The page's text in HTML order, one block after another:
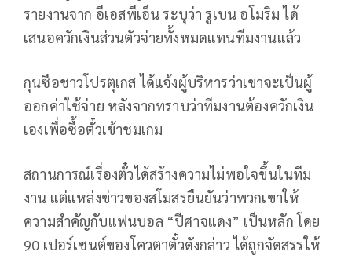
รายงานจาก อีเอสพีเอ็น ระบุว่า รูเบน อโมริม ได้
เสนอควักเงินส่วนตัวจ่ายทั้งหมดแทนทีมงานแล้ว
กุนซือชาวโปรตุเกส ได้แจ้งผู้บริหารว่าเขาจะเป็นผู้
ออกค่าใช้จ่าย หลังจากทราบว่าทีมงานต้องควักเงิน
เองเพื่อซื้อตั๋วเข้าชมเกม
สถานการณ์เรื่องตั๋วได้สร้างความไม่พอใจขึ้นในทีม
งาน แต่แหล่งข่าวของสโมสรยืนยันว่าพวกเขาให้
ความสำคัญกับแฟนบอล “ปีศาจแดง” เป็นหลัก โดย
90 เปอร์เซนต์ของโควตาตั๋วดังกล่าว ได้ถูกจัดสรรให้